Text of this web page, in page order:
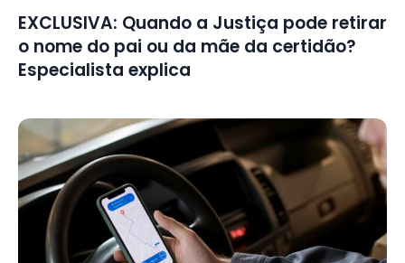
EXCLUSIVA: Quando a Justiça pode retirar
o nome do pai ou da mãe da certidão?
Especialista explica